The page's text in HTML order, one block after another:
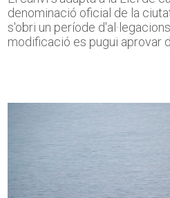
denominació oficial de la
s'obri un període
modificació es pugui aprovar